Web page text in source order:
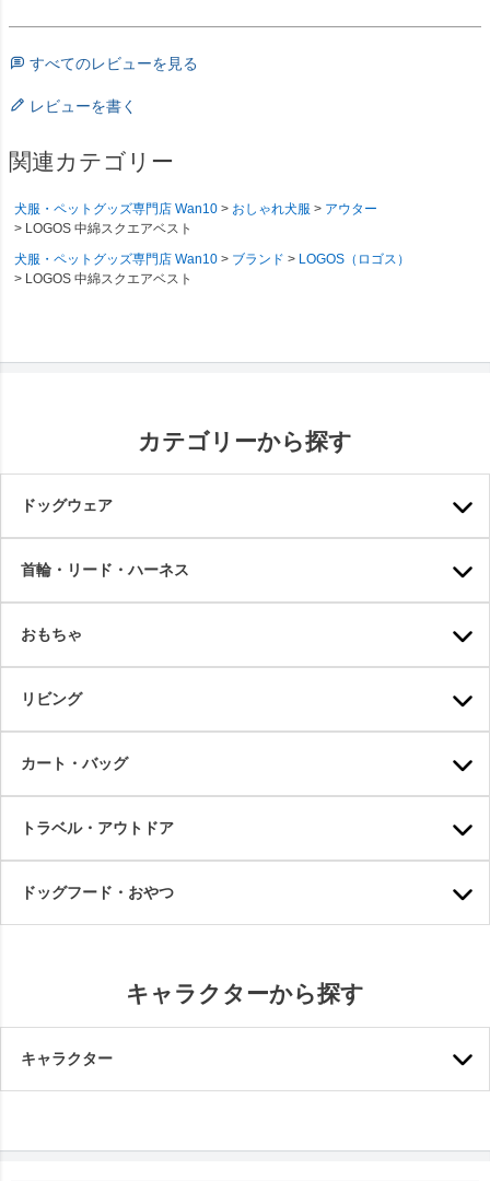
すべてのレビューを見る
レビューを書く
関連カテゴリー
犬服・ペットグッズ専門店 Wan10 おしゃれ犬服
アウター
LOGOS 中綿スクエアベスト
犬服・ペットグッズ専門店 Wan10
ブランド
LOGOS（ロゴス）
LOGOS 中綿スクエアベスト
カテゴリーから探す
ドッグウェア
首輪・リード・ハーネス
おもちゃ
リビング
カート・バッグ
トラベル・アウトドア
ドッグフード・おやつ
キャラクターから探す
キャラクター